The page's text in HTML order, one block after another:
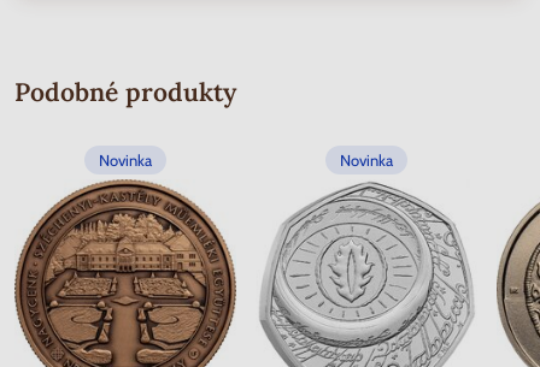
Podobné produkty
Novinka Novinka